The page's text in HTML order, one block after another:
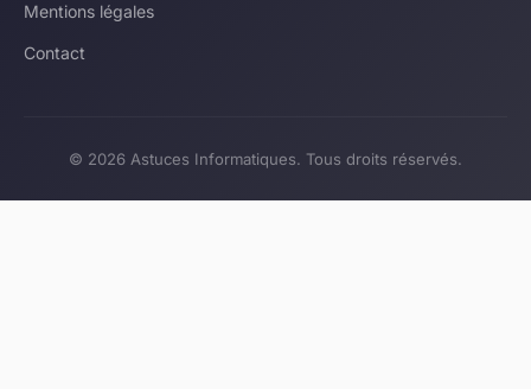
Mentions légales
Contact
© 2026 Astuces Informatiques. Tous droits réservés.